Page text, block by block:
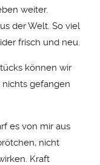
weiter.
der Welt. So viel
frisch und neu.
können wir
gefangen
es von mir aus
nicht
Kraft